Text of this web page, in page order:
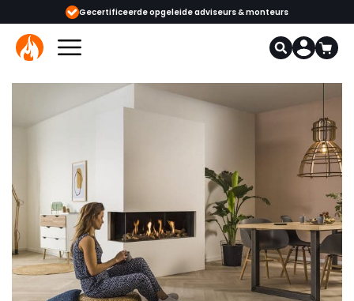
Gecertificeerde opgeleide adviseurs & monteurs